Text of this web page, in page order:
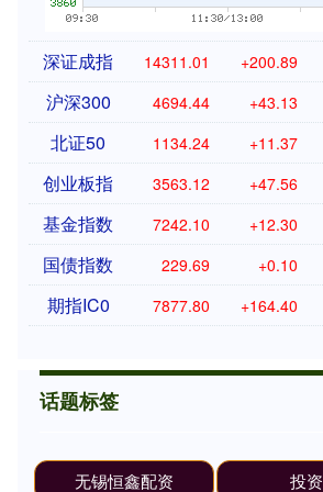
深证成指 14311.01 +200.89
沪深300 4694.44 +43.13
北证50 1134.24 +11.37
创业板指 3563.12 +47.56
基金指数 7242.10 +12.30
国债指数 229.69 +0.10
期指IC0 7877.80 +164.40
话题标签
无锡恒鑫配资 投资